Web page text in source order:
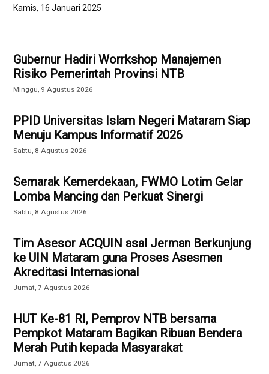
Kamis, 16 Januari 2025
Gubernur Hadiri Worrkshop Manajemen
Risiko Pemerintah Provinsi NTB
Minggu, 9 Agustus 2026
PPID Universitas Islam Negeri Mataram Siap
Menuju Kampus Informatif 2026
Sabtu, 8 Agustus 2026
Semarak Kemerdekaan, FWMO Lotim Gelar
Lomba Mancing dan Perkuat Sinergi
Sabtu, 8 Agustus 2026
Tim Asesor ACQUIN asal Jerman Berkunjung
ke UIN Mataram guna Proses Asesmen
Akreditasi Internasional
Jumat, 7 Agustus 2026
HUT Ke-81 RI, Pemprov NTB bersama
Pempkot Mataram Bagikan Ribuan Bendera
Merah Putih kepada Masyarakat
Jumat, 7 Agustus 2026